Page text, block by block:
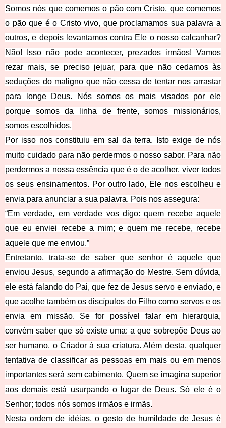
Somos nós que comemos o pão com Cristo, que comemos
o pão que é o Cristo vivo, que proclamamos sua palavra a
outros, e depois levantamos contra Ele o nosso calcanhar?
Não! Isso não pode acontecer, prezados irmãos! Vamos
rezar mais, se preciso jejuar, para que não cedamos às
seduções do maligno que não cessa de tentar nos arrastar
para longe Deus. Nós somos os mais visados por ele
porque somos da linha de frente, somos missionários,
somos escolhidos.
Por isso nos constituiu em sal da terra. Isto exige de nós
muito cuidado para não perdermos o nosso sabor. Para não
perdermos a nossa essência que é o de acolher, viver todos
os seus ensinamentos. Por outro lado, Ele nos escolheu e
envia para anunciar a sua palavra. Pois nos assegura:
“Em verdade, em verdade vos digo: quem recebe aquele
que eu enviei recebe a mim; e quem me recebe, recebe
aquele que me enviou.”
Entretanto, trata-se de saber que senhor é aquele que
enviou Jesus, segundo a afirmação do Mestre. Sem dúvida,
ele está falando do Pai, que fez de Jesus servo e enviado, e
que acolhe também os discípulos do Filho como servos e os
envia em missão. Se for possível falar em hierarquia,
convém saber que só existe uma: a que sobrepõe Deus ao
ser humano, o Criador à sua criatura. Além desta, qualquer
tentativa de classificar as pessoas em mais ou em menos
importantes será sem cabimento. Quem se imagina superior
aos demais está usurpando o lugar de Deus. Só ele é o
Senhor; todos nós somos irmãos e irmãs.
Nesta ordem de idéias, o gesto de humildade de Jesus é